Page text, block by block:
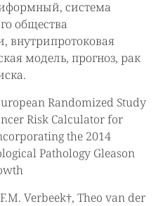
система
общества
внутрипротоковая
модель, прогноз, рак
Randomized Study
Risk Calculator for
the 2014
Pathology Gleason
Verbeek†, Theo van der